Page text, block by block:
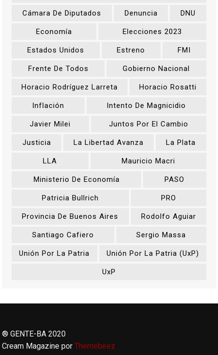
Cámara De Diputados Denuncia DNU
Economía Elecciones 2023
Estados Unidos Estreno FMI
Frente De Todos Gobierno Nacional
Horacio Rodríguez Larreta Horacio Rosatti
Inflación Intento De Magnicidio
Javier Milei Juntos Por El Cambio
Justicia La Libertad Avanza La Plata
LLA Mauricio Macri
Ministerio De Economía PASO
Patricia Bullrich PRO
Provincia De Buenos Aires Rodolfo Aguiar
Santiago Cafiero Sergio Massa
Unión Por La Patria Unión Por La Patria (UxP)
UxP
® GENTE-BA 2020
Cream Magazine porThemebeez